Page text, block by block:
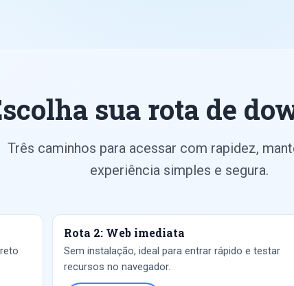
sua rota de
Três caminhos para acessar com rapidez,
experiência simples e segura.
Rota 2: Web imediata
Sem instalação, ideal para entrar rápido e testar
recursos no navegador.